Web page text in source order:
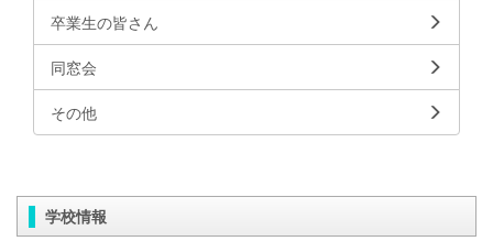
卒業生の皆さん
同窓会
その他
学校情報